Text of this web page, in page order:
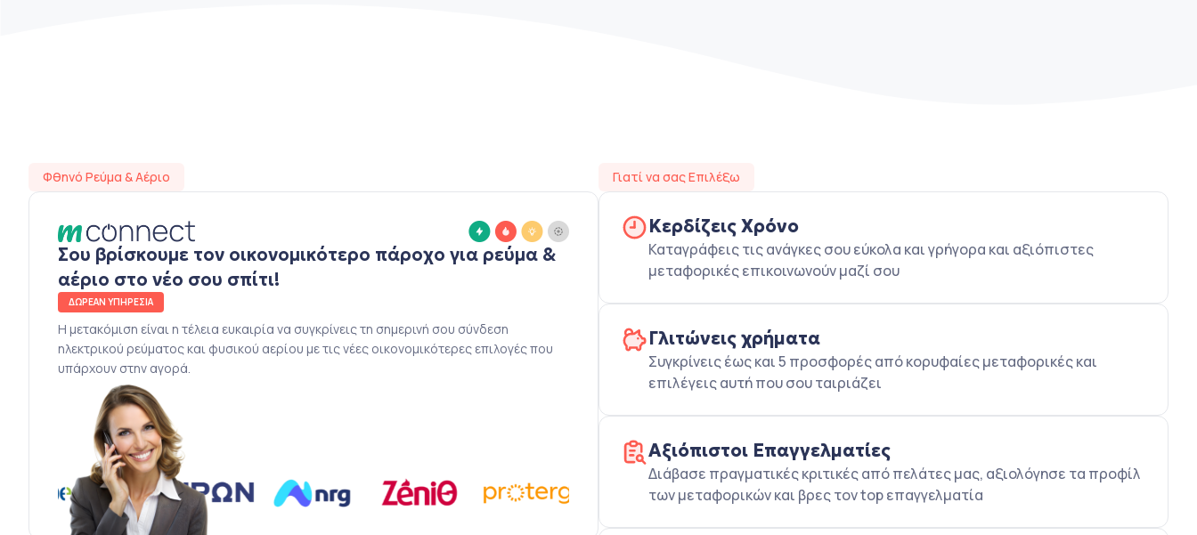
Φθηνό Ρεύμα & Αέριο
Σου βρίσκουμε τον οικονομικότερο πάροχο για ρεύμα &
αέριο στο νέο σου σπίτι!
ΔΩΡΕΑΝ ΥΠΗΡΕΣΙΑ
Η μετακόμιση είναι η τέλεια ευκαιρία να συγκρίνεις τη σημερινή σου σύνδεση
ηλεκτρικού ρεύματος και φυσικού αερίου με τις νέες οικονομικότερες επιλογές που
υπάρχουν στην αγορά.
Γιατί να σας Επιλέξω
Κερδίζεις Χρόνο
Καταγράφεις τις ανάγκες σου εύκολα και γρήγορα και αξιόπιστες
μεταφορικές επικοινωνούν μαζί σου
Γλιτώνεις χρήματα
Συγκρίνεις έως και 5 προσφορές από κορυφαίες μεταφορικές και
επιλέγεις αυτή που σου ταιριάζει
Αξιόπιστοι Επαγγελματίες
Διάβασε πραγματικές κριτικές από πελάτες μας, αξιολόγησε τα προφίλ
των μεταφορικών και βρες τον top επαγγελματία